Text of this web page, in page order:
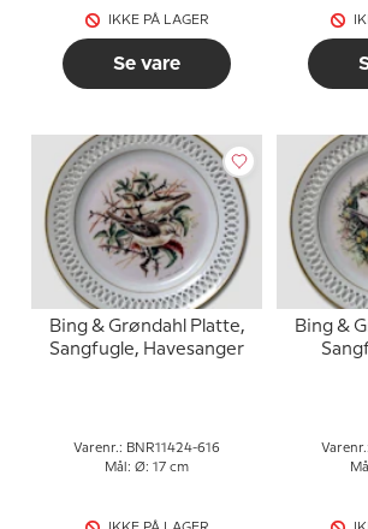
IKKE PÅ LAGER
Se vare
Bing & Grøndahl Platte,
Sangfugle, Havesanger
Varenr.: BNR11424-616
Mål: Ø: 17 cm
Bing &